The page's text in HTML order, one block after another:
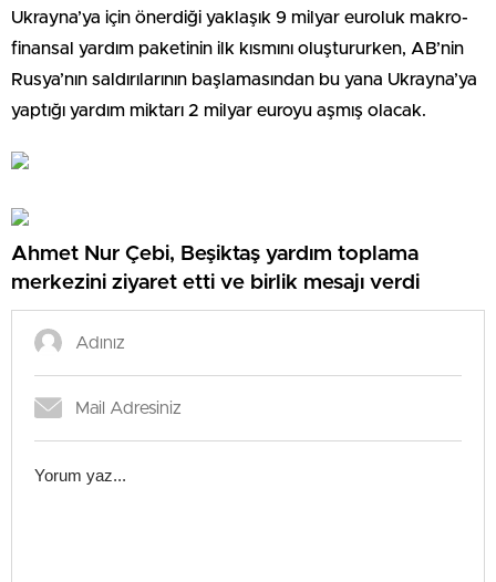
Ukrayna’ya için önerdiği yaklaşık 9 milyar euroluk makro-
finansal yardım paketinin ilk kısmını oluştururken, AB’nin
Rusya’nın saldırılarının başlamasından bu yana Ukrayna’ya
yaptığı yardım miktarı 2 milyar euroyu aşmış olacak.
Ahmet Nur Çebi, Beşiktaş yardım toplama
merkezini ziyaret etti ve birlik mesajı verdi